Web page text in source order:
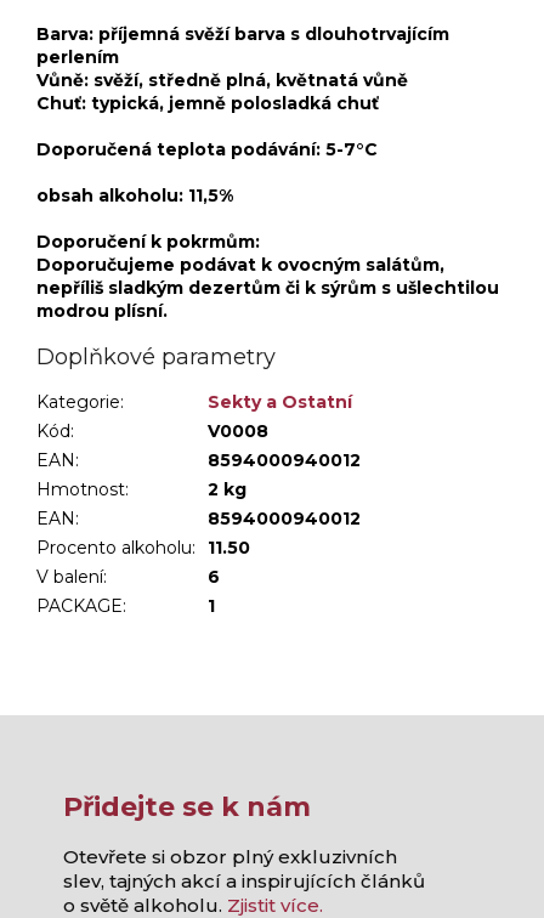
Barva: příjemná svěží barva s dlouhotrvajícím
perlením
Vůně: svěží, středně plná, květnatá vůně
Chuť: typická, jemně polosladká chuť
Doporučená teplota podávání: 5-7°C
​obsah alkoholu: 11,5%
Doporučení k pokrmům:
Doporučujeme podávat k ovocným salátům,
nepříliš sladkým dezertům či k sýrům s ušlechtilou
modrou plísní.
Doplňkové parametry
Kategorie:
Sekty a Ostatní
Kód:
V0008
EAN:
8594000940012
Hmotnost:
2 kg
EAN:
8594000940012
Procento alkoholu:
11.50
V balení:
6
PACKAGE: 1
Přidejte se k nám
Otevřete si obzor plný exkluzivních
slev, tajných akcí a inspirujících článků
o světě alkoholu. Zjistit více.